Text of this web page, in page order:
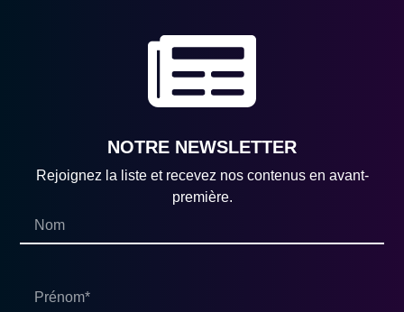
NOTRE NEWSLETTER
Rejoignez la liste et recevez nos contenus en avant-
première.